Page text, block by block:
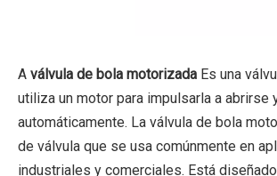
A válvula de bola motorizada Es una
utiliza un motor para impulsarla a abrirse
automáticamente. La válvula de bola
de válvula que se usa comúnmente en
industriales y comerciales. Está